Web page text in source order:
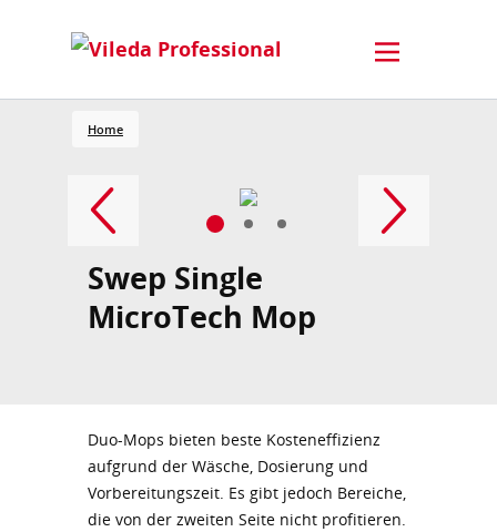
Home
Swep Single
MicroTech Mop
Duo-Mops bieten beste Kosteneffizienz
aufgrund der Wäsche, Dosierung und
Vorbereitungszeit. Es gibt jedoch Bereiche,
die von der zweiten Seite nicht profitieren.